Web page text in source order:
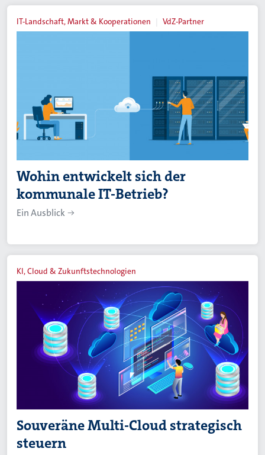
IT-Landschaft, Markt & Kooperationen VdZ-Partner
Wohin entwickelt sich der
kommunale IT-Betrieb?
Ein Ausblick
KI, Cloud & Zukunftstechnologien
Souveräne Multi-Cloud strategisch
steuern